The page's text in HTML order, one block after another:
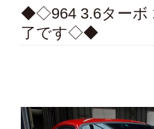
◆◇964 3.6ターボ ｶ
了です◇◆